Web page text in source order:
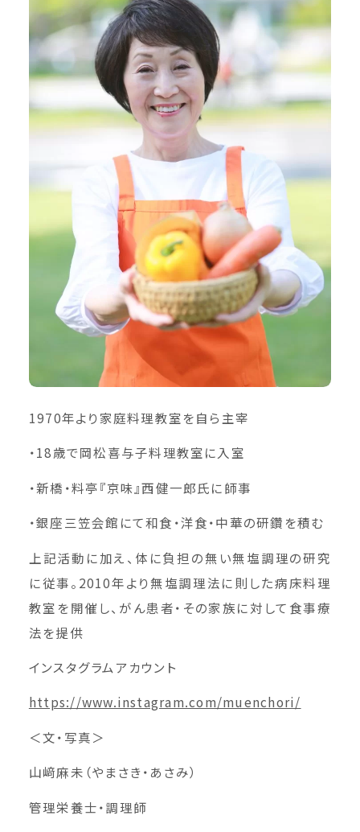
1970年より家庭料理教室を自ら主宰
・18歳で岡松喜与子料理教室に入室
・新橋・料亭『京味』西健一郎氏に師事
・銀座三笠会館にて和食・洋食・中華の研鑽を積む
上記活動に加え、体に負担の無い無塩調理の研究
に従事。2010年より無塩調理法に則した病床料理
教室を開催し、がん患者・その家族に対して食事療
法を提供
インスタグラムアカウント
https://www.instagram.com/muenchori/
＜文・写真＞
山﨑麻未（やまさき・あさみ）
管理栄養士・調理師